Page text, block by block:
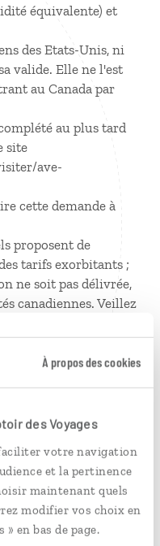
À propos des cookies
des Voyages
votre navigation
et la pertinence
maintenant quels
modifier vos choix en
en bas de page.
équivalente) et
des Etats-Unis, ni
valide. Elle ne l'est
au Canada par
au plus tard
site
ave-
cette demande à
proposent de
tarifs exorbitants ;
ne soit pas délivrée,
canadiennes. Veillez
dans les aéroports
et en état de
allant ou passant
agents de contrôle
précaution, ayez
Si votre appareil est